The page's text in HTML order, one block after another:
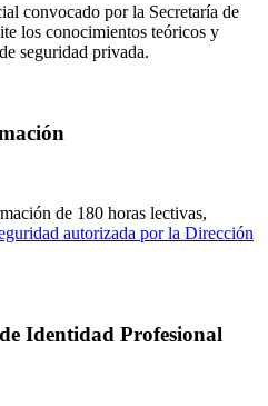
convocado por la Secretaría de
los conocimientos teóricos y
seguridad privada.
de 180 horas lectivas,
autorizada por la Dirección
Identidad Profesional